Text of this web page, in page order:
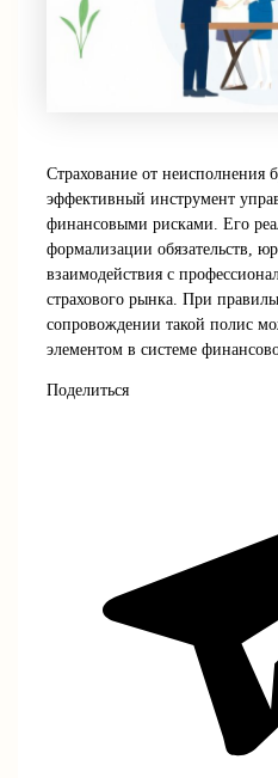
Страхование от неисполнения
эффективный инструмент
финансовыми рисками. Его
формализации обязательств,
взаимодействия с
страхового рынка. При
сопровождении такой полис
элементом в системе
Поделиться